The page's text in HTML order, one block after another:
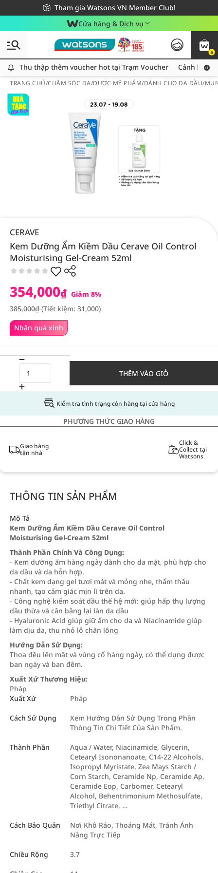
Tham gia Watsons VN Member Club!
Miễn phí giao hàng cho đơn hàng từ 249,000Đ
Giao hàng nhanh 24h - Áp dụng khu vực TP. Hồ Chí Minh
Cửa hàng & Dịch vụ
0
Thu thập thêm voucher hot tại Trạm Voucher
Thu thập thêm voucher hot tại Trạm Voucher Cảnh báo
TRANG CHỦ/CHĂM SÓC DA/DƯỢC MỸ PHẨM/DÀNH CHO DA DẦU/
CERAVE
Kem Dưỡng Ẩm Kiềm Dầu Cerave Oil Control
Moisturising Gel-Cream 52ml
Nhận quà xinh
354,000₫ Giảm 8%
385,000₫(Tiết kiệm: 31,000)
THÊM VÀO GIỎ
Kiểm tra tình trạng còn hàng tại cửa hàng
PHƯƠNG THỨC GIAO HÀNG
Giao hàng
tận nhà
Click &
Collect tại
Watsons
THÔNG TIN SẢN PHẨM
Mô Tả
Kem Dưỡng Ẩm Kiềm Dầu Cerave Oil Control
Moisturising Gel-Cream 52ml
Thành Phần Chính Và Công Dụng:
- Kem dưỡng ẩm hàng ngày dành cho da mặt, phù hợp cho
da dầu và da hỗn hợp.
- Chất kem dạng gel tươi mát và mỏng nhẹ, thẩm thấu
nhanh, tạo cảm giác mịn lì trên da.
- Công nghệ kiểm soát dầu thế hệ mới: giúp hấp thụ lượng
dầu thừa và cân bằng lại làn da dầu
- Hyaluronic Acid giúp giữ ẩm cho da và Niacinamide giúp
làm dịu da, thu nhỏ lỗ chân lông
Hướng Dẫn Sử Dụng:
Thoa đều lên mặt và vùng cổ hàng ngày, có thể dụng được
ban ngày và ban đêm.
Xuất Xứ Thương Hiệu:
Pháp
Xuất Xứ
Pháp
Cách Sử Dụng
Xem Hướng Dẫn Sử Dụng Trong Phần
Thông Tin Chi Tiết Của Sản Phẩm.
Thành Phần
Aqua / Water, Niacinamide, Glycerin,
Cetearyl Isononanoate, C14-22 Alcohols,
Isopropyl Myristate, Zea Mays Starch /
Corn Starch, Ceramide Np, Ceramide Ap,
Ceramide Eop, Carbomer, Cetearyl
Alcohol, Behentrimonium Methosulfate,
Triethyl Citrate, …
Cách Bảo Quản
Nơi Khô Ráo, Thoáng Mát, Tránh Ánh
Nắng Trực Tiếp
Chiều Rộng 3.7